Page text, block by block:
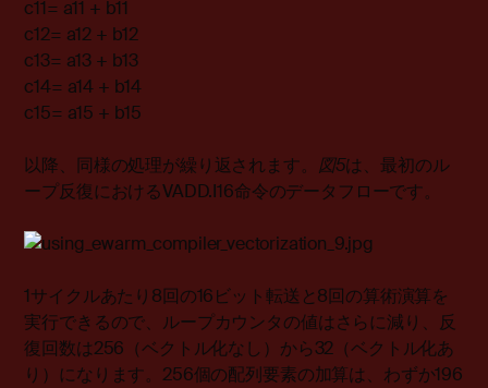
c11= a11 + b11
c12= a12 + b12
c13= a13 + b13
c14= a14 + b14
c15= a15 + b15
以降、同様の処理が繰り返されます。 図5は、最初のル
ープ反復におけるVADD.I16命令のデータフローです。
1サイクルあたり8回の16ビット転送と8回の算術演算を
実行できるので、ループカウンタの値はさらに減り、反
復回数は256（ベクトル化なし）から32（ベクトル化あ
り）になります。256個の配列要素の加算は、わずか196